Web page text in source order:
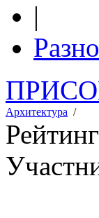
|
Архитектура /